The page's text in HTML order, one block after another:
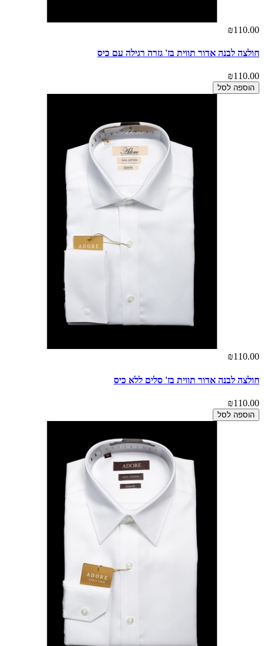
₪110.00
חולצה לבנה אדור תווית בז' גזרה רגילה עם כיס
₪110.00
הוספה לסל
₪110.00
חולצה לבנה אדור תווית בז' סלים ללא כיס
₪110.00
הוספה לסל